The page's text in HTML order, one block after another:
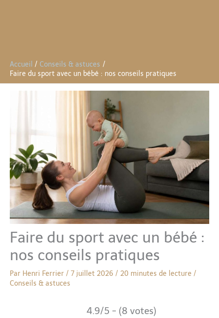
Accueil
Conseils & astuces
Faire du sport avec un bébé : nos conseils pratiques
Faire du sport avec un bébé :
nos conseils pratiques
Par Henri Ferrier / 7 juillet 2026 / 20 minutes de lecture /
Conseils & astuces
4.9/5 - (8 votes)